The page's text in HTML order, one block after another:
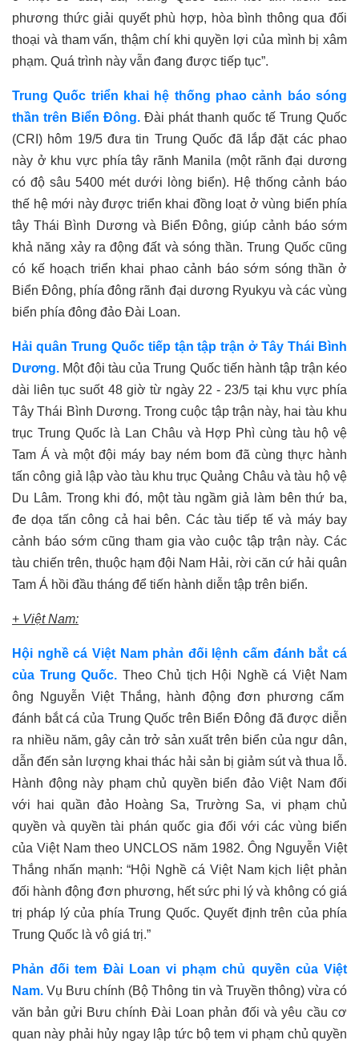
phương thức giải quyết phù hợp, hòa bình thông qua đối
thoại và tham vấn, thậm chí khi quyền lợi của mình bị xâm
phạm. Quá trình này vẫn đang được tiếp tục”.
Trung Quốc triển khai hệ thống phao cảnh báo sóng
thần trên Biển Đông. Đài phát thanh quốc tế Trung Quốc
(CRI) hôm 19/5 đưa tin Trung Quốc đã lắpđặt các phao
này ở khu vực phía tây rãnh Manila (một rãnh đại dương
có độ sâu 5400 mét dưới lòng biển). Hệ thống cảnh báo
thế hệ mới này được triển khai đồng loạt ở vùng biển phía
tây Thái Bình Dương và Biển Đông, giúp cảnh báo sớm
khả năng xảy ra động đất và sóng thần. Trung Quốc cũng
có kế hoạch triển khai phao cảnh báo sớm sóng thần ở
Biển Đông, phía đông rãnh đại dương Ryukyu và các vùng
biển phía đông đảo Đài Loan.
Hải quân Trung Quốc tiếp tận tập trận ởTây Thái Bình
Dương. Một đội tàu của Trung Quốc tiến hành tập trận kéo
dài liên tục suốt 48 giờ từ ngày 22 - 23/5 tại khu vực phía
Tây Thái Bình Dương.Trong cuộc tập trận này, hai tàu khu
trục Trung Quốc là Lan Châu và Hợp Phì cùng tàu hộ vệ
Tam Á và một đội máy bay ném bom đã cùng thực hành
tấn công giả lập vào tàu khu trục Quảng Châu và tàu hộ vệ
Du Lâm. Trong khi đó, một tàu ngầm giả làm bên thứ ba,
đe dọa tấn công cả hai bên. Các tàu tiếp tế và máy bay
cảnh báo sớm cũng tham gia vào cuộc tập trận này. Các
tàu chiến trên, thuộc hạm đội Nam Hải, rời căn cứ hải quân
Tam Á hồi đầu tháng để tiến hành diễn tập trên biển.
+ Việt Nam:
Hội nghề cá Việt Nam phản đối lệnh cấm đánh bắt cá
của Trung Quốc. Theo Chủ tịch Hội Nghề cá Việt Nam
ông Nguyễn Việt Thắng, hành động đơn phương cấm
đánh bắt cá của Trung Quốc trên Biển Đông đã được diễn
ra nhiều năm, gây cản trở sản xuất trên biển của ngư dân,
dẫn đến sản lượng khai thác hải sản bị giảm sút và thua lỗ.
Hành động này phạm chủ quyền biển đảo Việt Nam đối
với hai quần đảo Hoàng Sa, Trường Sa, vi phạm chủ
quyền và quyền tài phán quốc gia đối với các vùng biển
của Việt Nam theo UNCLOS năm 1982. Ông Nguyễn Việt
Thắng nhấn mạnh: “Hội Nghề cá Việt Nam kịch liệt phản
đối hành động đơn phương, hết sức phi lý và không có giá
trị pháp lý của phía Trung Quốc. Quyết định trên của phía
Trung Quốc là vô giá trị.”
Phản đối tem Đài Loan vi phạm chủ quyền của Việt
Nam. Vụ Bưu chính (Bộ Thông tin và Truyền thông) vừa có
văn bản gửi Bưu chính Đài Loan phản đối và yêu cầu cơ
quan này phải hủy ngay lập tức bộ tem vi phạm chủ quyền